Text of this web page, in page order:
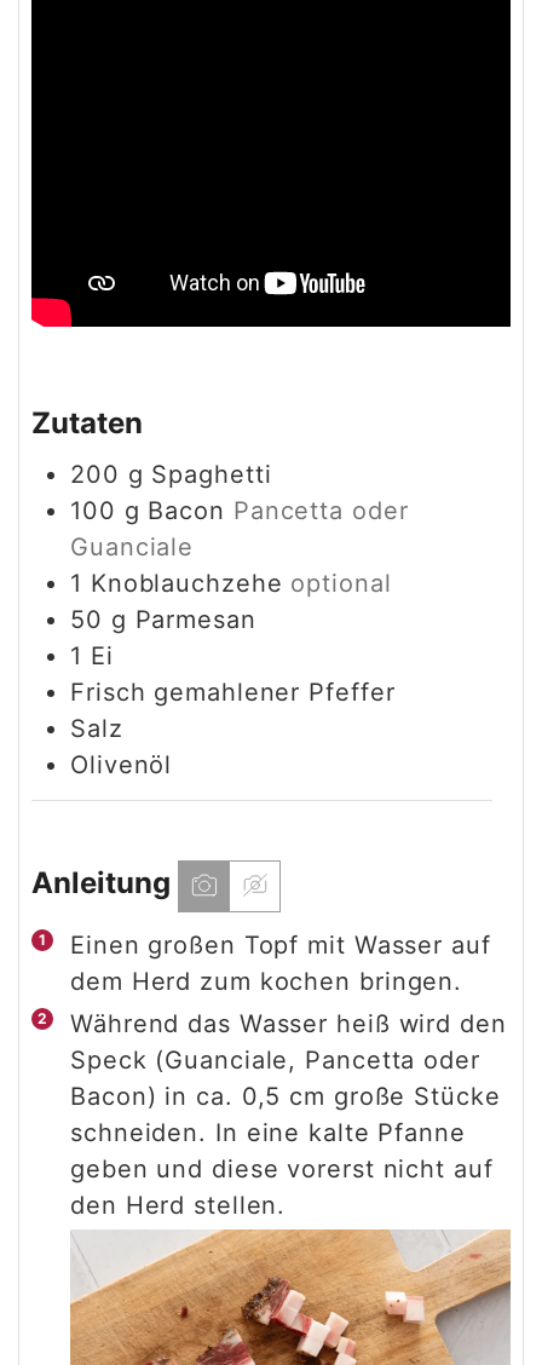
Zutaten
200 g Spaghetti
100 g Bacon Pancetta oder
Guanciale
1 Knoblauchzehe optional
50 g Parmesan
1 Ei
Frisch gemahlener Pfeffer
Salz
Olivenöl
Anleitung
Einen großen Topf mit Wasser auf
dem Herd zum kochen bringen.
Während das Wasser heiß wird den
Speck (Guanciale, Pancetta oder
Bacon) in ca. 0,5 cm große Stücke
schneiden. In eine kalte Pfanne
geben und diese vorerst nicht auf
den Herd stellen.